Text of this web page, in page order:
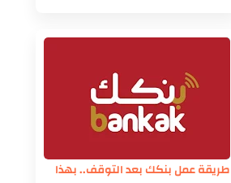
طريقة عمل بنكك بعد التوقف.. بهذا